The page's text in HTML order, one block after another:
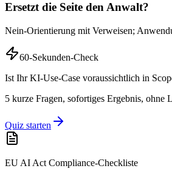
Ersetzt die Seite den Anwalt?
Nein-Orientierung mit Verweisen;
60-Sekunden-Check
Ist Ihr KI-Use-Case voraussichtlich in
5 kurze Fragen, sofortiges Ergebnis, ohne
Quiz starten
EU AI Act Compliance-Checkliste